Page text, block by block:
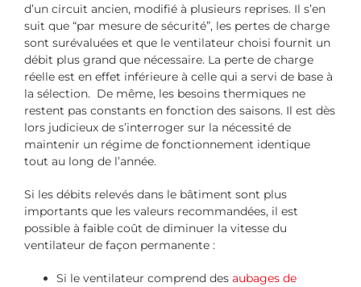
d’un circuit ancien, modifié à plusieurs reprises. Il s’en
suit que “par mesure de sécurité”, les pertes de charge
sont surévaluées et que le ventilateur choisi fournit un
débit plus grand que nécessaire. La perte de charge
réelle est en effet inférieure à celle qui a servi de base à
la sélection. De même, les besoins thermiques ne
restent pas constants en fonction des saisons. Il est dès
lors judicieux de s’interroger sur la nécessité de
maintenir un régime de fonctionnement identique
tout au long de l’année.
Si les débits relevés dans le bâtiment sont plus
importants que les valeurs recommandées, il est
possible à faible coût de diminuer la vitesse du
ventilateur de façon permanente :
Si le ventilateur comprend des aubages de